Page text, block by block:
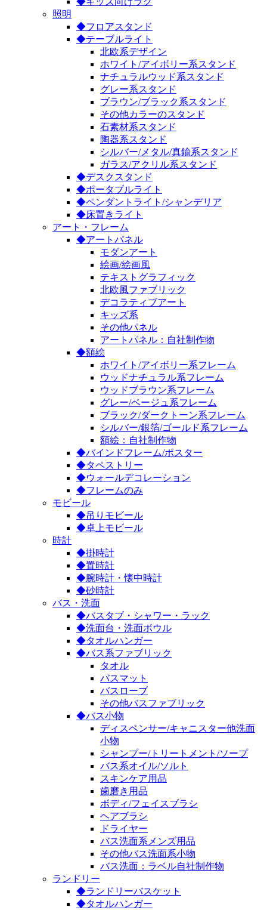
照明
◆フロアスタンド
◆テーブルライト
北欧系デザイン
ホワイト/アイボリー系スタンド
ナチュラルウッド系スタンド
グレー系スタンド
ブラウン/ブラック系スタンド
その他カラーのスタンド
石素材系スタンド
陶器系スタンド
シルバー/メタル/真鍮系スタンド
ガラス/アクリル系スタンド
◆デスクスタンド
◆ポータブルライト
◆ペンダントライト/シャンデリア
◆床置きライト
アート・フレーム
◆アートパネル
モダンアート
絵画/絵画風
テキストグラフィック
北欧風ファブリック
デコラティブアート
キッズ系
その他パネル
アートパネル：自社制作物
◆額絵
ホワイト/アイボリー系フレーム
ウッドナチュラル系フレーム
ウッドブラウン系フレーム
グレー/ベージュ系フレーム
ブラック/ダークトーン系フレーム
シルバー/銀箔/ゴールド系フレーム
額絵：自社制作物
◆バインドフレーム/ポスター
◆タペストリー
◆ウォールデコレーション
◆フレームのみ
モビール
◆吊りモビール
◆卓上モビール
時計
◆掛時計
◆置時計
◆腕時計・懐中時計
◆砂時計
バス・洗面
◆バスタブ・シャワー・ラック
◆洗面台・洗面ボウル
◆タオルハンガー
◆バス系ファブリック
タオル
バスマット
バスローブ
その他バスファブリック
◆バス小物
ディスペンサー/キャニスター他洗面
小物
シャンプー/トリートメント/ソープ
バス系オイル/ソルト
スキンケア用品
歯磨き用品
ボディ/フェイスブラシ
ヘアブラシ
ドライヤー
バス洗面系メンズ用品
その他バス洗面系小物
バス洗面：ラベル自社制作物
ランドリー
◆ランドリーバスケット
◆タオルハンガー